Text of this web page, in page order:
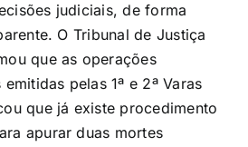
judiciais, de forma
O Tribunal de Justiça
que as operações
pelas 1ª e 2ª Varas
que já existe procedimento
apurar duas mortes